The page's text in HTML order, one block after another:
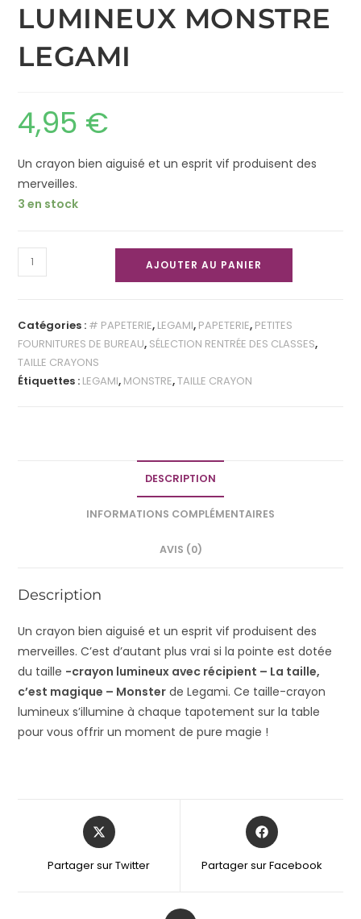
LUMINEUX MONSTRE
LEGAMI
4,95 €
Un crayon bien aiguisé et un esprit vif produisent des
merveilles.
3 en stock
AJOUTER AU PANIER
Catégories : # PAPETERIE, LEGAMI, PAPETERIE, PETITES
FOURNITURES DE BUREAU, SÉLECTION RENTRÉE DES CLASSES,
TAILLE CRAYONS
Étiquettes : LEGAMI, MONSTRE,TAILLE CRAYON
DESCRIPTION
INFORMATIONS COMPLÉMENTAIRES
AVIS (0)
Description
Un crayon bien aiguisé et un esprit vif produisent des
merveilles. C’est d’autant plus vrai si la pointe est dotée
du taille -crayon lumineux avec récipient – La taille,
c’est magique – Monster de Legami. Ce taille-crayon
lumineux s’illumine à chaque tapotement sur la table
pour vous offrir un moment de pure magie !
Partager sur Twitter Partager sur Facebook